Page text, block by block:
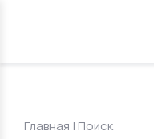
Главная | Поиск